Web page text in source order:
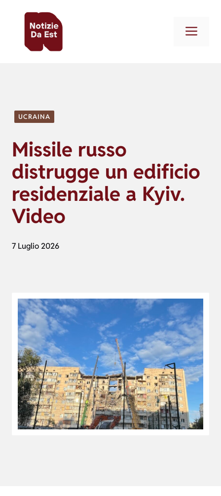
contenuto
UCRAINA
Missile russo
distrugge un edificio
residenziale a Kyiv.
Video
7 Luglio 2026